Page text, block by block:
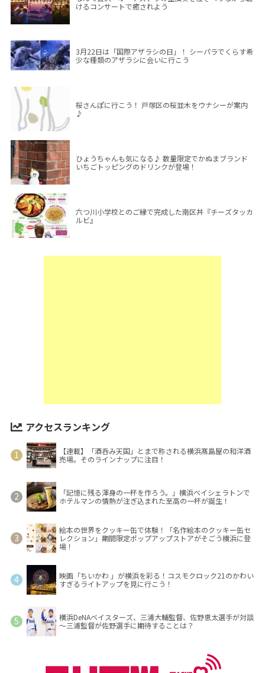
けるコンサートで癒されよう
3月22日は「国際アザラシの日」！ シーパラでくらす希
少な種類のアザラシに会いに行こう
桜さんぽに行こう！ 戸塚区の桜並木をウナシーが案内
♪
ひょうちゃんも気になる♪ 数量限定でかぬまブランド
いちごトッピングのドリンクが登場！
六つ川小学校とのご縁で完成した南区丼『チーズタッカ
ルビ』
アクセスランキング
【連載】「酒呑み天国」とまで称される横浜髙島屋の和洋酒
売場。そのラインナップに注目！
「記憶に残る渾身の一杯を作ろう。」横浜ベイシェラトンで
ホテルマンの情熱が注ぎ込まれた至高の一杯が誕生！
絵本の世界をクッキー缶で体験！「名作絵本のクッキー缶セ
レクション」期間限定ポップアップストアがそごう横浜に登
場！
映画「ちいかわ 」が横浜を彩る！コスモクロック21のかわい
すぎるライトアップを見に行こう！
横浜DeNAベイスターズ、三浦大輔監督、佐野恵太選手が対談
～三浦監督が佐野選手に期待することは？